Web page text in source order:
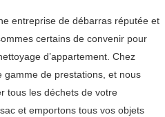
entreprise de débarras réputée et
certains de convenir pour
d’appartement. Chez
gamme de prestations, et nous
tous les déchets de votre
et emportons tous vos objets